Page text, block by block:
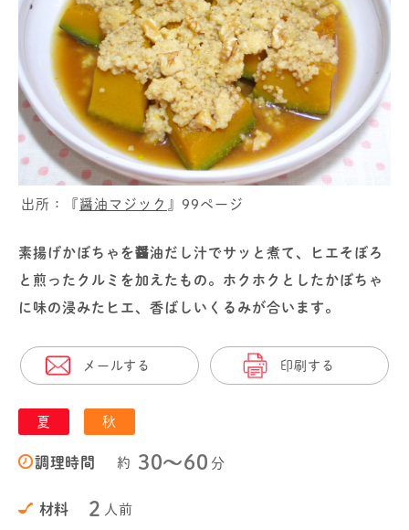
出所：『 醤油マジック 』99ページ
素揚げかぼちゃを醤油だし汁でサッと煮て、ヒエそぼろ
と煎ったクルミを加えたもの。ホクホクとしたかぼちゃ
に味の浸みたヒエ、香ばしいくるみが合います。
メールする 印刷する
夏 秋
調理時間 約 30〜60 分
材料 2 人前